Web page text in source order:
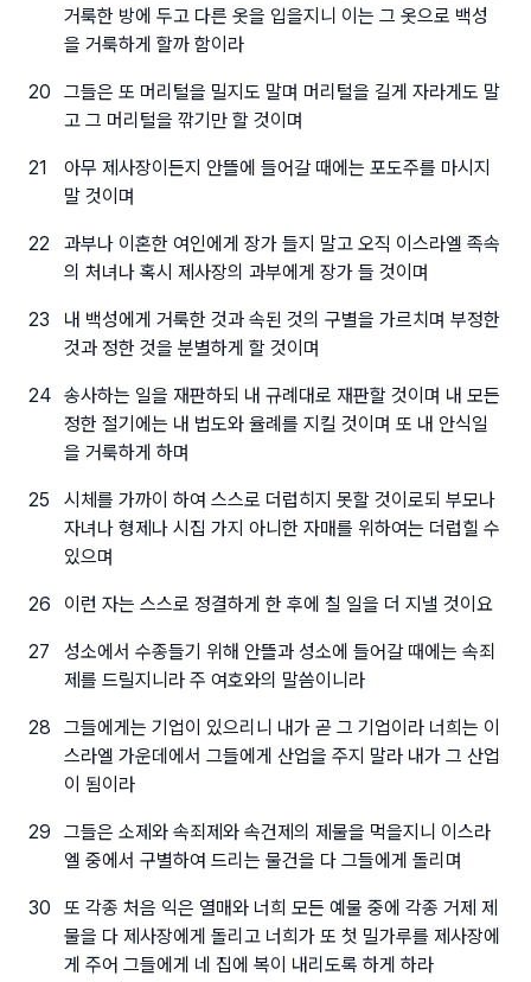
거룩한 방에 두고 다른 옷을 입을지니 이는 그 옷으로 백성
을 거룩하게 할까 함이라
20
그들은 또 머리털을 밀지도 말며 머리털을 길게 자라게도 말
고 그 머리털을 깎기만 할 것이며
21
아무 제사장이든지 안뜰에 들어갈 때에는 포도주를 마시지
말 것이며
22
과부나 이혼한 여인에게 장가 들지 말고 오직 이스라엘 족속
의 처녀나 혹시 제사장의 과부에게 장가 들 것이며
23
내 백성에게 거룩한 것과 속된 것의 구별을 가르치며 부정한
것과 정한 것을 분별하게 할 것이며
24 송사하는 일을 재판하되 내 규례대로 재판할 것이며 내 모든
정한 절기에는 내 법도와 율례를 지킬 것이며 또 내 안식일
을 거룩하게 하며
25
시체를 가까이 하여 스스로 더럽히지 못할 것이로되 부모나
자녀나 형제나 시집 가지 아니한 자매를 위하여는 더럽힐 수
있으며
26 이런 자는 스스로 정결하게 한 후에 칠 일을 더 지낼 것이요
27
성소에서 수종들기 위해 안뜰과 성소에 들어갈 때에는 속죄
제를 드릴지니라 주 여호와의 말씀이니라
28
그들에게는 기업이 있으리니 내가 곧 그 기업이라 너희는 이
스라엘 가운데에서 그들에게 산업을 주지 말라 내가 그 산업
이 됨이라
29
그들은 소제와 속죄제와 속건제의 제물을 먹을지니 이스라
엘 중에서 구별하여 드리는 물건을 다 그들에게 돌리며
30
또 각종 처음 익은 열매와 너희 모든 예물 중에 각종 거제 제
물을 다 제사장에게 돌리고 너희가 또 첫 밀가루를 제사장에
게 주어 그들에게 네 집에 복이 내리도록 하게 하라